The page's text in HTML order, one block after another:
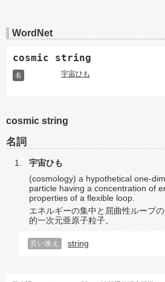
WordNet
cosmic string
名 宇宙ひも
cosmic string
名詞
宇宙ひも
(cosmology) a hypothetical one-
particle having a concentration of
properties of a flexible loop.
エネルギーの集中と屈曲性ループ
的一次元亜原子粒子。
言い換え string